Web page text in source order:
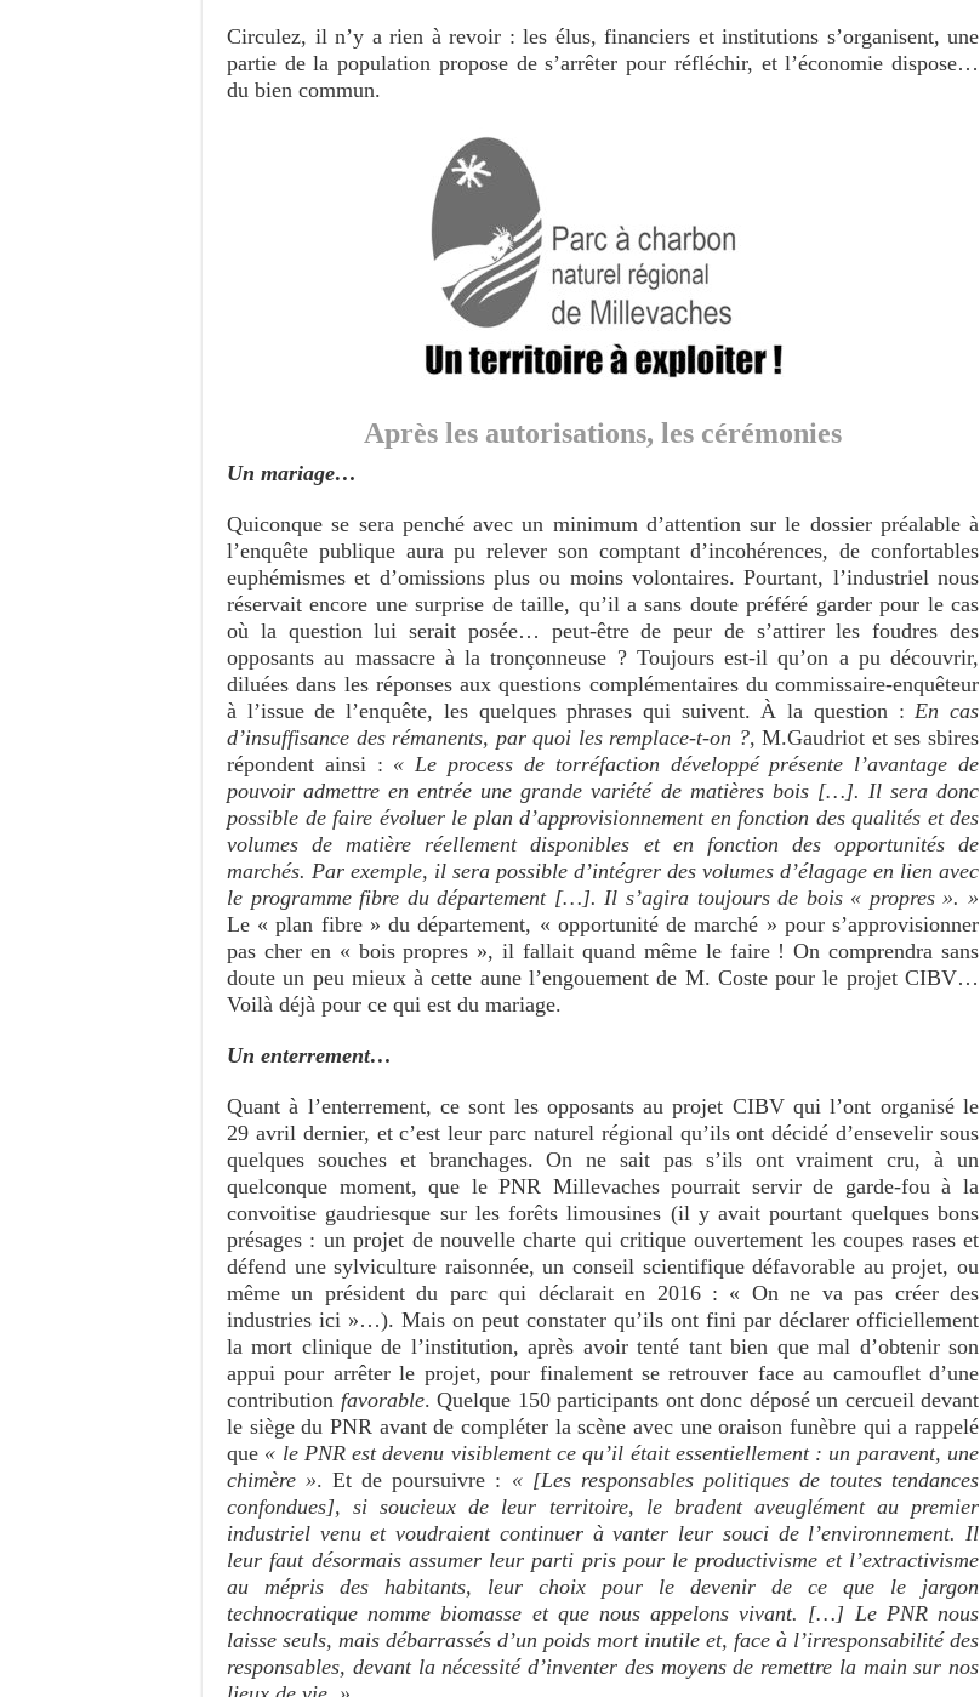
Circulez, il n’y a rien à revoir : les élus, financiers et institutions s’organisent, une
partie de la population propose de s’arrêter pour réfléchir, et l’économie dispose…
du bien commun.
Après les autorisations, les cérémonies
Un mariage…
Quiconque se sera penché avec un minimum d’attention sur le dossier préalable à
l’enquête publique aura pu relever son comptant d’incohérences, de confortables
euphémismes et d’omissions plus ou moins volontaires. Pourtant, l’industriel nous
réservait encore une surprise de taille, qu’il a sans doute préféré garder pour le cas
où la question lui serait posée… peut-être de peur de s’attirer les foudres des
opposants au massacre à la tronçonneuse ? Toujours est-il qu’on a pu découvrir,
diluées dans les réponses aux questions complémentaires du commissaire-enquêteur
à l’issue de l’enquête, les quelques phrases qui suivent. À la question :En cas
d’insuffisance des rémanents, par quoi les remplace-t-on ?, M.Gaudriot et ses sbires
répondent ainsi : « Le process de torréfaction développé présente l’avantage de
pouvoir admettre en entrée une grande variété de matières bois […]. Il sera donc
possible de faire évoluer le plan d’approvisionnement en fonction des qualités et des
volumes de matière réellement disponibles et en fonction des opportunités de
marchés. Par exemple, il sera possible d’intégrer des volumes d’élagage en lien avec
le programme fibre du département […]. Il s’agira toujours de bois « propres ». »
Le « plan fibre » du département, « opportunité de marché » pour s’approvisionner
pas cher en « bois propres », il fallait quand même le faire ! On comprendra sans
doute un peu mieux à cette aune l’engouement de M. Coste pour le projet CIBV…
Voilà déjà pour ce qui est du mariage.
Un enterrement…
Quant à l’enterrement, ce sont les opposants au projet CIBV qui l’ont organisé le
29 avril dernier, et c’est leur parc naturel régional qu’ils ont décidé d’ensevelir sous
quelques souches et branchages. On ne sait pas s’ils ont vraiment cru, à un
quelconque moment, que le PNR Millevaches pourrait servir de garde-fou à la
convoitise gaudriesque sur les forêts limousines (il y avait pourtant quelques bons
présages : un projet de nouvelle charte qui critique ouvertement les coupes rases et
défend une sylviculture raisonnée, un conseil scientifique défavorable au projet, ou
même un président du parc qui déclarait en 2016 : « On ne va pas créer des
industries ici »…). Mais on peut constater qu’ils ont fini par déclarer officiellement
la mort clinique de l’institution, après avoir tenté tant bien que mal d’obtenir son
appui pour arrêter le projet, pour finalement se retrouver face au camouflet d’une
contribution favorable. Quelque 150 participants ont donc déposé un cercueil devant
le siège du PNR avant de compléter la scène avec une oraison funèbre qui a rappelé
que « le PNR est devenu visiblement ce qu’il était essentiellement : un paravent, une
chimère ». Et de poursuivre : « [Les responsables politiques de toutes tendances
confondues], si soucieux de leur territoire, le bradent aveuglément au premier
industriel venu et voudraient continuer à vanter leur souci de l’environnement. Il
leur faut désormais assumer leur parti pris pour le productivisme et l’extractivisme
au mépris des habitants, leur choix pour le devenir de ce que le jargon
technocratique nomme biomasse et que nous appelons vivant. […] Le PNR nous
laisse seuls, mais débarrassés d’un poids mort inutile et, face à l’irresponsabilité des
responsables, devant la nécessité d’inventer des moyens de remettre la main sur nos